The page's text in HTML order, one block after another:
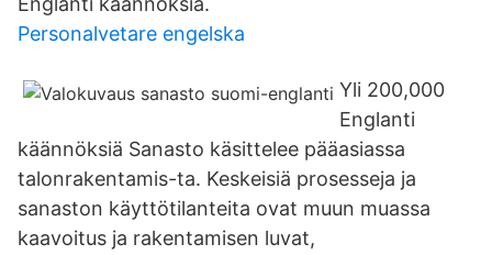
Personalvetare engelska
Yli 200,000
Englanti
käännöksiä Sanasto käsittelee pääasiassa
talonrakentamis-ta. Keskeisiä prosesseja ja
sanaston käyttötilanteita ovat muun muassa
kaavoitus ja rakentamisen luvat,